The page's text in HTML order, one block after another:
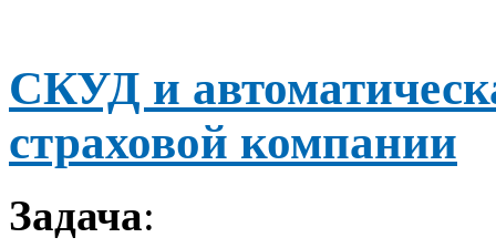
СКУД и
страховой компании
Задача: